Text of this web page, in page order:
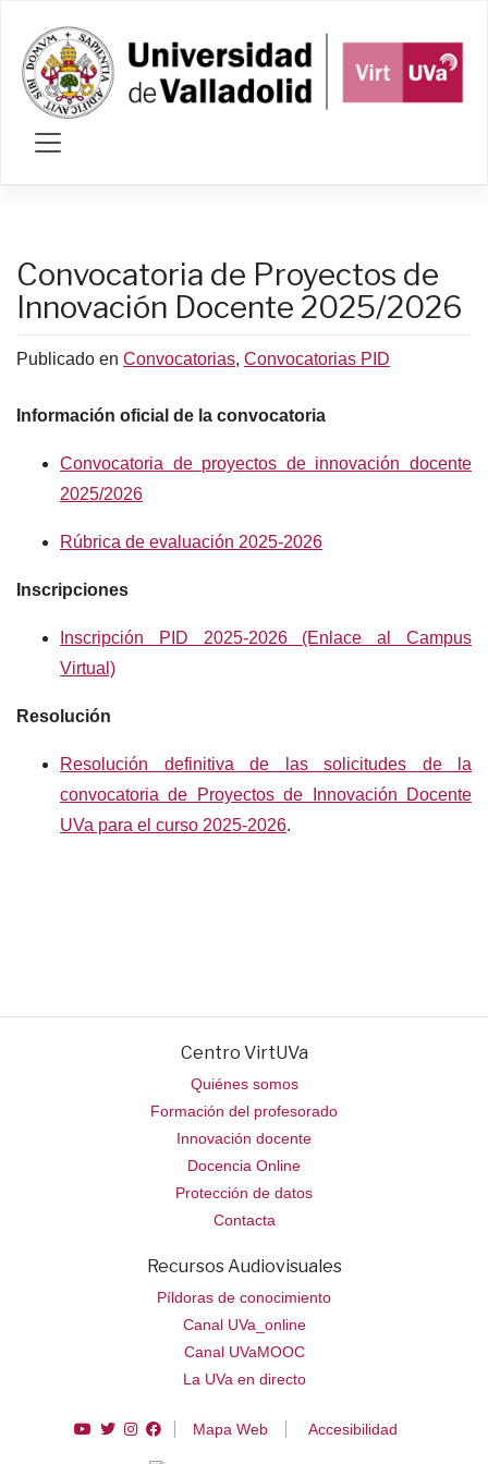
contenido
Convocatoria de Proyectos de
Innovación Docente 2025/2026
Publicado en Convocatorias, Convocatorias PID
Información oficial de la convocatoria
Convocatoria de proyectos de innovación docente
2025/2026
Rúbrica de evaluación 2025-2026
Inscripciones
Inscripción PID 2025-2026 (Enlace al Campus
Virtual)
Resolución
Resolución definitiva de las solicitudes de la
convocatoria de Proyectos de Innovación Docente
UVa para el curso 2025-2026.
Centro VirtUVa
Quiénes somos
Formación del profesorado
Innovación docente
Docencia Online
Protección de datos
Contacta
Recursos Audiovisuales
Píldoras de conocimiento
Canal UVa_online
Canal UVaMOOC
La UVa en directo
Enlace a Canal de YouTube de Centro VirtUVa
Enlace a Twitter de Centro VirtUVa
Enlace a Instagram de Centro VirtUVa
Enlace a Facebook de Centro VirtUVa
Mapa Web Accesibilidad